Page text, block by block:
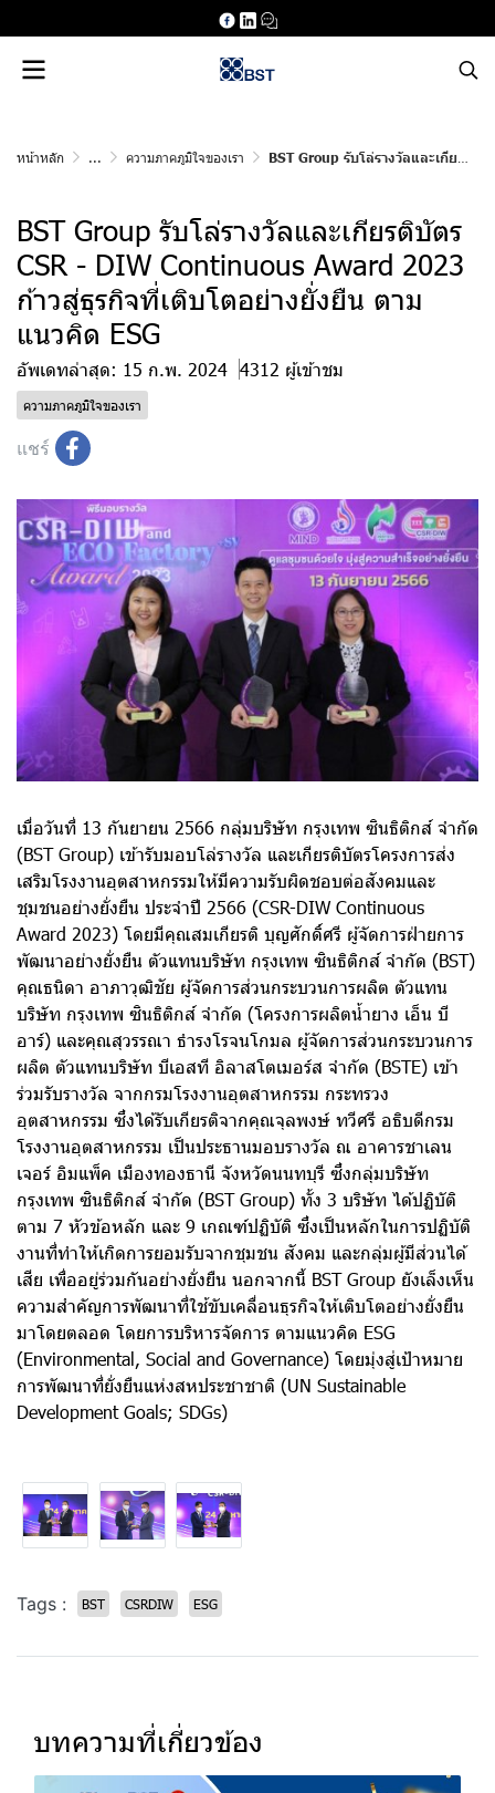
หน้าหลัก ... ความภาคภูมิใจของเรา BST Group รับโล่รางวัลและเกียรติบัตร CSR - DIW Continuous Award 2023 ก้าวสู่ธุรกิจที่เติบโตอย่างยั่งยืน ตามแนวคิด ESG
BST Group รับโล่รางวัลและเกียรติบัตร
CSR - DIW Continuous Award 2023
ก้าวสู่ธุรกิจที่เติบโตอย่างยั่งยืน ตาม
แนวคิด ESG
อัพเดทล่าสุด: 15 ก.พ. 2024 4312 ผู้เข้าชม
ความภาคภูมิใจของเรา
แชร์
เมื่อวันที่ 13 กันยายน 2566 กลุ่มบริษัท กรุงเทพ ซินธิติกส์ จำกัด
(BST Group) เข้ารับมอบโล่รางวัล และเกียรติบัตรโครงการส่ง
เสริมโรงงานอุตสาหกรรมให้มีความรับผิดชอบต่อสังคมและ
ชุมชนอย่างยั่งยืน ประจำปี 2566 (CSR-DIW Continuous
Award 2023) โดยมีคุณสมเกียรติ บุญศักดิ์ศรี ผู้จัดการฝ่ายการ
พัฒนาอย่างยั่งยืน ตัวแทนบริษัท กรุงเทพ ซินธิติกส์ จำกัด (BST)
คุณธนิดา อาภาวุฒิชัย ผู้จัดการส่วนกระบวนการผลิต ตัวแทน
บริษัท กรุงเทพ ซินธิติกส์ จำกัด (โครงการผลิตน้ำยาง เอ็น บี
อาร์) และคุณสุวรรณา ธำรงโรจนโกมล ผู้จัดการส่วนกระบวนการ
ผลิต ตัวแทนบริษัท บีเอสที อิลาสโตเมอร์ส จำกัด (BSTE) เข้า
ร่วมรับรางวัล จากกรมโรงงานอุตสาหกรรม กระทรวง
อุตสาหกรรม ซึ่งได้รับเกียรติจากคุณจุลพงษ์ ทวีศรี อธิบดีกรม
โรงงานอุตสาหกรรม เป็นประธานมอบรางวัล ณ อาคารชาเลน
เจอร์ อิมแพ็ค เมืองทองธานี จังหวัดนนทบุรี ซึ่งกลุ่มบริษัท
กรุงเทพ ซินธิติกส์ จำกัด (BST Group) ทั้ง 3 บริษัท ได้ปฏิบัติ
ตาม 7 หัวข้อหลัก และ 9 เกณฑ์ปฏิบัติ ซึ่งเป็นหลักในการปฏิบัติ
งานที่ทำให้เกิดการยอมรับจากชุมชน สังคม และกลุ่มผู้มีส่วนได้
เสีย เพื่ออยู่ร่วมกันอย่างยั่งยืน นอกจากนี้ BST Group ยังเล็งเห็น
ความสำคัญการพัฒนาที่ใช้ขับเคลื่อนธุรกิจให้เติบโตอย่างยั่งยืน
มาโดยตลอด โดยการบริหารจัดการ ตามแนวคิด ESG
(Environmental, Social and Governance) โดยมุ่งสู่เป้าหมาย
การพัฒนาที่ยั่งยืนแห่งสหประชาชาติ (UN Sustainable
Development Goals; SDGs)
Tags : BST CSRDIW ESG
บทความที่เกี่ยวข้อง